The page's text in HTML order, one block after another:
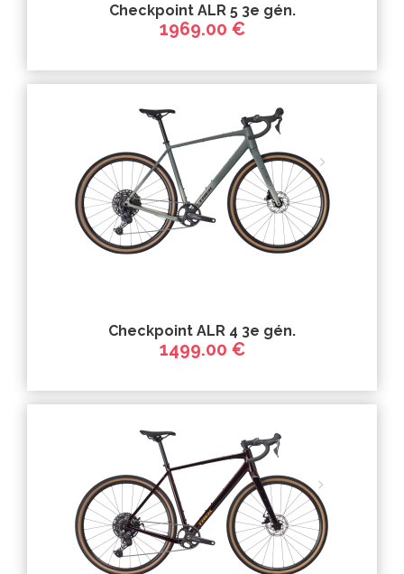
Checkpoint ALR 5 3e gén.
1969.00 €
Checkpoint ALR 4 3e gén.
1499.00 €